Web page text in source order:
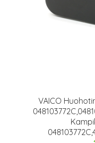
VAICO